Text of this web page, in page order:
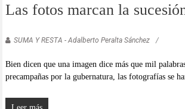
Las fotos marcan la
SUMA Y RESTA - Adalberto Peralta Sánchez
Bien dicen que una imagen dice más que mil
precampañas por la gubernatura, las fotografías se